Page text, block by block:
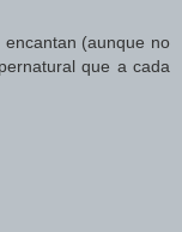
(aunque no
que a cada